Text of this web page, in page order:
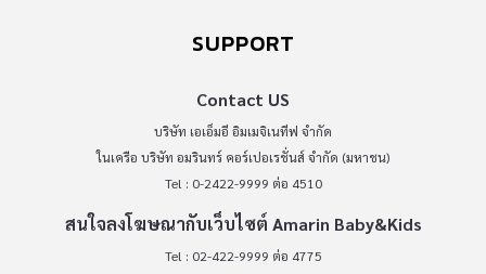
SUPPORT
Contact US
บริษัท เอเอ็มอี อิมเมจิเนทีฟ จำกัด
ในเครือ บริษัท อมรินทร์ คอร์เปอเรชั่นส์ จำกัด (มหาชน)
Tel : 0-2422-9999 ต่อ 4510
สนใจลงโฆษณากับเว็บไซต์ Amarin Baby&Kids
Tel : 02-422-9999 ต่อ 4775